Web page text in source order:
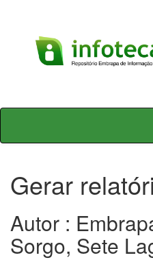
Skip
Gerar
Autor :
Sorgo, Sete